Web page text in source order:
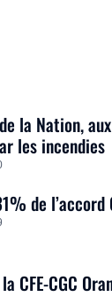
la Nation,
les incendies
de l’accord
CFE-CGC